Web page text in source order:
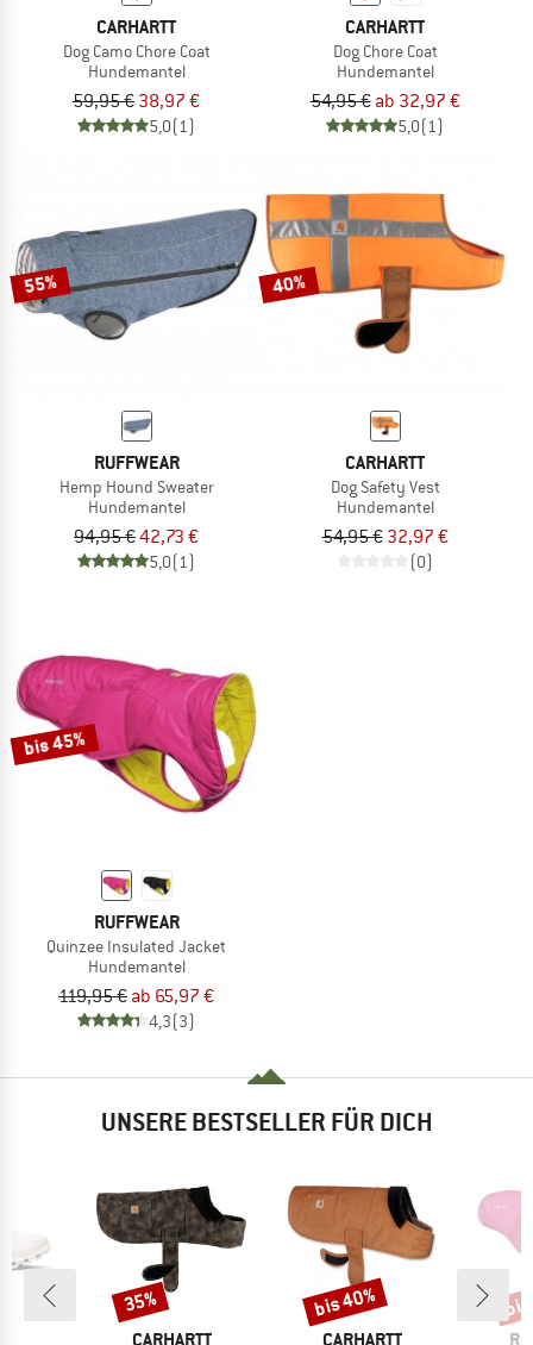
CARHARTT
Dog Camo Chore Coat
Hundemantel
59,95 € 38,97 €
5,0(1)
CARHARTT
Dog Chore Coat
Hundemantel
54,95 € ab 32,97 €
5,0(1)
55%
RUFFWEAR
Hemp Hound Sweater
Hundemantel
94,95 €42,73 €
5,0(1)
40%
CARHARTT
Dog Safety Vest
Hundemantel
54,95 € 32,97 €
(0)
bis 45%
RUFFWEAR
Quinzee Insulated Jacket
Hundemantel
119,95 € ab 65,97 €
4,3(3)
UNSERE BESTSELLER FÜR DICH
MARKE
CARHARTT
Rabatt
35%
MARKE
CARHARTT
Rabatt
bis 40%